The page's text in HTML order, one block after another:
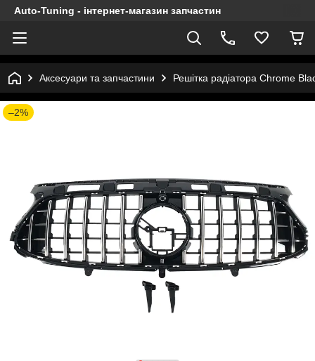
Auto-Tuning - інтернет-магазин запчастин
Аксесуари та запчастини Решітка радіатора Chrome
–2%